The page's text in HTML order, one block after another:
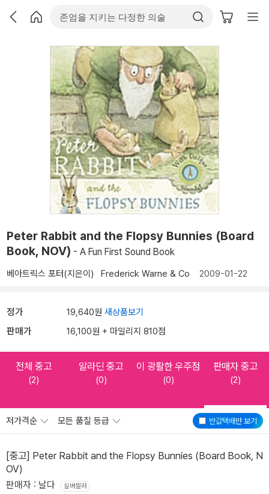
Peter Rabbit and the Flopsy Bunnies (Board
Book, NOV) - A Fun First Sound Book
베아트릭스 포터(지은이) Frederick Warne & Co 2009-01-22
정가 19,640원 새상품보기
판매가 16,100원 + 마일리지 810점
전체 중고
(2)
알라딘 중고
(0)
이 광활한 우주점
(0)
판매자 중고
(2)
반값택배만 보기
저가격순 모든 품질 등급
[중고] Peter Rabbit and the Flopsy Bunnies (Board Book, N
OV)
판매자 : 날다 실버셀러